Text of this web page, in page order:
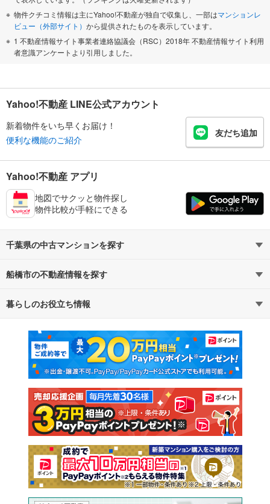
物件クチコミ情報は主にYahoo!不動産が独自で収集し、一部はマンションレ
ビュー（外部サイト） から提供されたものを表示しています。
1 不動産情報サイト事業者連絡協議会（RSC）2018年 不動産情報サイト利用
者意識アンケートより引用しました。
Yahoo!不動産 LINE公式アカウント
新着物件をいち早くお届け！
便利な機能のご紹介
友だち追加
Yahoo!不動産 アプリ
地図でサクッと物件探し
物件比較が手軽にできる
千葉県の中古マンションを探す
路線・駅から探す
通勤・通学時間から探す
船橋市の不動産情報を探す
不動産・住宅
新築マンション 中古マンション
新築一戸建て 中古一戸建て
注文住宅 土地
売却査定
暮らしのお役立ち情報
マンションカタログ 教えて！住まいの先生